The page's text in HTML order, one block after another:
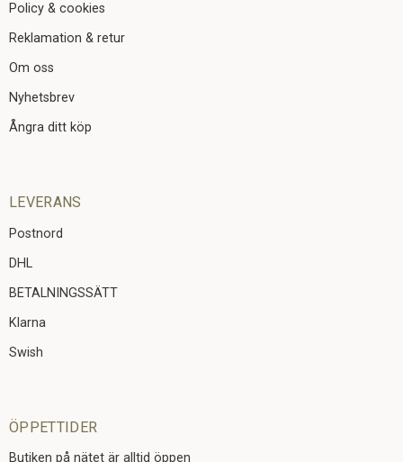
Policy & cookies
Reklamation & retur
Om oss
Nyhetsbrev
Ångra ditt köp
LEVERANS
Postnord
DHL
BETALNINGSSÄTT
Klarna
Swish
ÖPPETTIDER
Butiken på nätet är alltid öppen